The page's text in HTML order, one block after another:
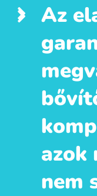
Az
azok
nem